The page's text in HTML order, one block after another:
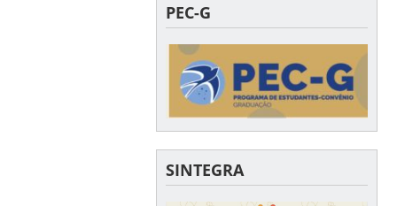
PEC-G
SINTEGRA